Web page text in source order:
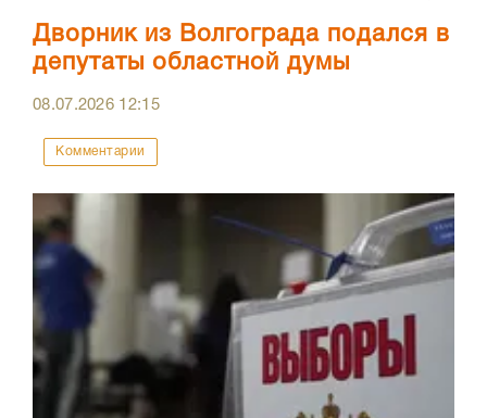
Дворник из Волгограда подался в
депутаты областной думы
08.07.2026 12:15
Комментарии